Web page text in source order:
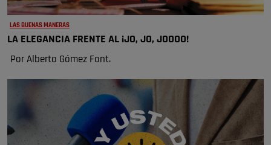
LAS BUENAS MANERAS
LA ELEGANCIA FRENTE AL ¡JO, JO, JOOOO!
Por Alberto Gómez Font.